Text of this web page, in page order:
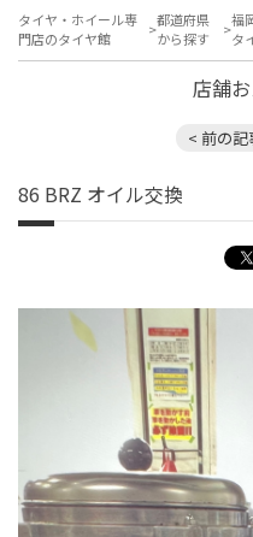
タイヤ・ホイール専
門店のタイヤ館
都道府県
から探す
福
タ
店舗
< 前の記
86 BRZ オイル交換